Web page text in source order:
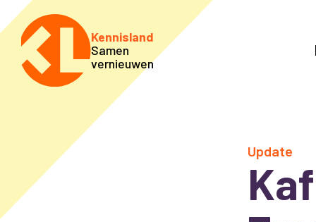
Kennisland
Samen
vernieuwen
Update